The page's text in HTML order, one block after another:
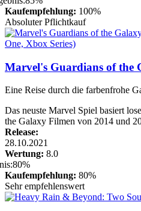
Kaufempfehlung: 100%
Absoluter Pflichtkauf
Marvel's Guardians of the
Eine Reise durch die farbenfrohe
Das neuste Marvel Spiel basiert
the Galaxy Filmen von 2014 und
Release:
28.10.2021
Wertung: 8.0
Kaufempfehlung: 80%
Sehr empfehlenswert